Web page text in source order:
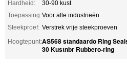
Hardheid:
30-90 kust
Toepassing:Voor alle industrieën
Steekproef: Verstrek vrije steekproeven
Hoogtepunt:AS568 standaardo Ring
30 Kustnbr Rubbero-ring